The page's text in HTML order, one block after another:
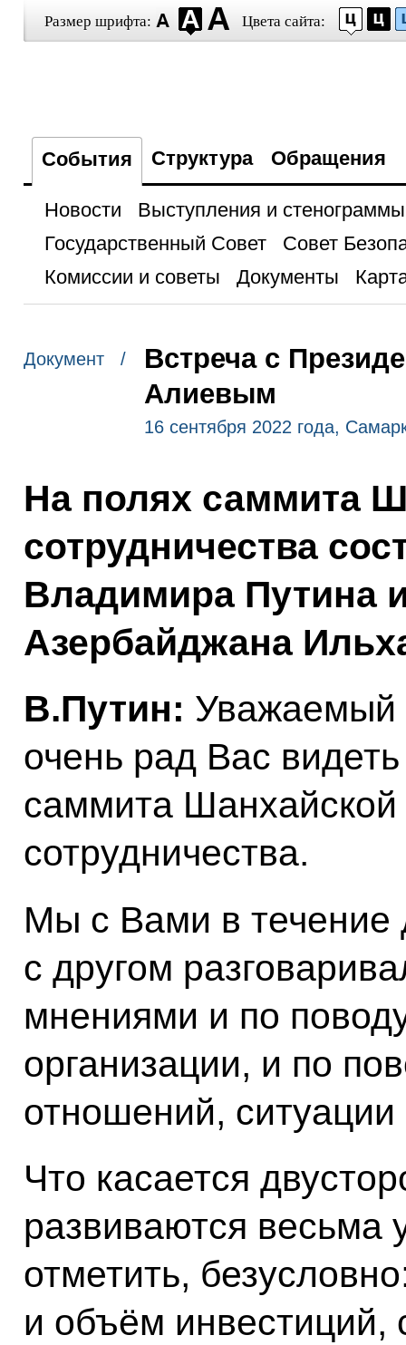
Размер шрифта: Цвета сайта:
События Структура Обращения
Новости
Выступления и стенограммы
Государственный Совет
Совет
Комиссии и советы
Документы
Документ /
Встреча с
Алиевым
16 сентября 2022 года,
На полях саммита
сотрудничества
Владимира Путина
Азербайджана
В.Путин: Уважаемый
очень рад Вас
саммита Шанхайской
сотрудничества.
Мы с Вами в течение
с другом
мнениями и по
организации, и по
отношений, ситуации
Что касается
развиваются весьма
отметить,
и объём инвестиций,